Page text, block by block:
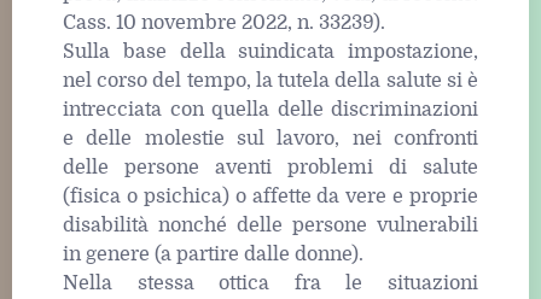
Cass. 10 novembre 2022, n. 33239).
Sulla base della suindicata impostazione,
nel corso del tempo, la tutela della salute si è
intrecciata con quella delle discriminazioni
e delle molestie sul lavoro, nei confronti
delle persone aventi problemi di salute
(fisica o psichica) o affette da vere e proprie
disabilità nonché delle persone vulnerabili
in genere (a partire dalle donne).
Nella stessa ottica fra le situazioni